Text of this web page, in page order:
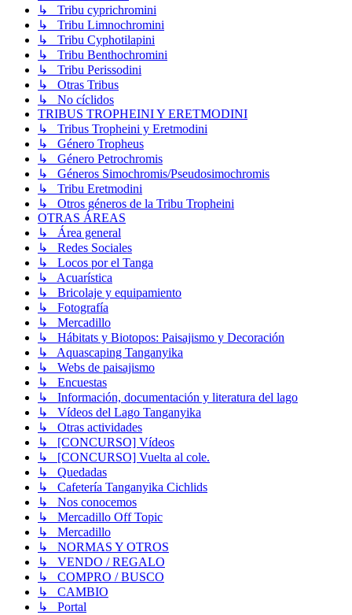
↳ Tribu cyprichromini
↳ Tribu Limnochromini
↳ Tribu Cyphotilapini
↳ Tribu Benthochromini
↳ Tribu Perissodini
↳ Otras Tribus
↳ No cíclidos
TRIBUS TROPHEINI Y ERETMODINI
↳ Tribus Tropheini y Eretmodini
↳ Género Tropheus
↳ Género Petrochromis
↳ Géneros Simochromis/Pseudosimochromis
↳ Tribu Eretmodini
↳ Otros géneros de la Tribu Tropheini
OTRAS ÁREAS
↳ Área general
↳ Redes Sociales
↳ Locos por el Tanga
↳ Acuarística
↳ Bricolaje y equipamiento
↳ Fotografía
↳ Mercadillo
↳ Hábitats y Biotopos: Paisajismo y Decoración
↳ Aquascaping Tanganyika
↳ Webs de paisajismo
↳ Encuestas
↳ Información, documentación y literatura del lago
↳ Vídeos del Lago Tanganyika
↳ Otras actividades
↳ [CONCURSO] Vídeos
↳ [CONCURSO] Vuelta al cole.
↳ Quedadas
↳ Cafetería Tanganyika Cichlids
↳ Nos conocemos
↳ Mercadillo Off Topic
↳ Mercadillo
↳ NORMAS Y OTROS
↳ VENDO / REGALO
↳ COMPRO / BUSCO
↳ CAMBIO
↳ Portal